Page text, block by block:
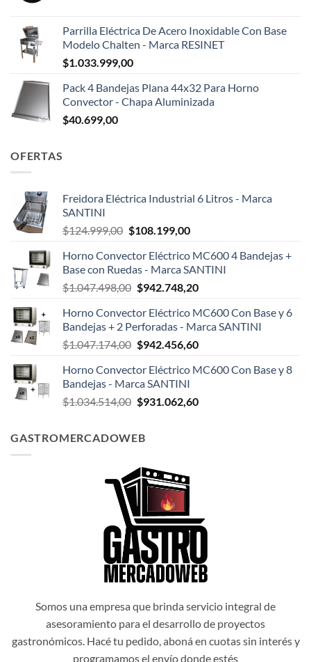
Parrilla Eléctrica De Acero Inoxidable Con Base
Modelo Chalten - Marca RESINET
$1.033.999,00
Pack 4 Bandejas Plana 44x32 Para Horno
Convector - Chapa Aluminizada
$40.699,00
OFERTAS
Freidora Eléctrica Industrial 6 Litros - Marca
SANTINI
$124.999,00 El
original
era:
$124.999,00.
$108.199,00El
actual
es:
$108.199,00.
Horno Convector Eléctrico MC600 4 Bandejas +
Base con Ruedas - Marca SANTINI
$1.047.498,00 El
original
era:
$1.047.498,00.
$942.748,20El
actual
es:
$942.748,20.
Horno Convector Eléctrico MC600 Con Base y 6
Bandejas + 2 Perforadas - Marca SANTINI
$1.047.174,00 El
original
era:
$1.047.174,00.
$942.456,60El
actual
$942.456,60.
Horno Convector Eléctrico MC600 Con Base y 8
Bandejas - Marca SANTINI
$1.034.514,00 El
era:
$931.062,60El
GASTROMERCADOWEB
Somos una empresa que brinda servicio integral de
asesoramiento para el desarrollo de proyectos
gastronómicos. Hacé tu pedido, aboná en cuotas sin interés y
programamos el envío donde estés